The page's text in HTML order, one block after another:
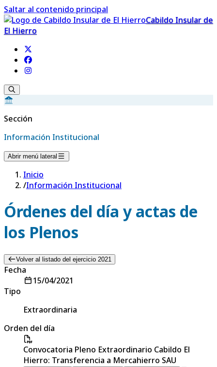
Saltar al contenido principal
Cabildo Insular de
El Hierro
Sección
Información Institucional
Abrir menú lateral
Inicio
/Información Institucional
Órdenes del día y actas de
los Plenos
Volver al listado del ejercicio 2021
Fecha
15/04/2021
Tipo
Extraordinaria
Orden del día
Convocatoria Pleno Extraordinario Cabildo El
Hierro: Transferencia a Mercahierro SAU